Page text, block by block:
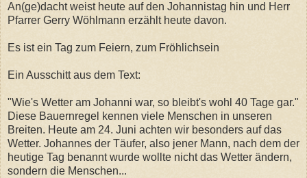
An(ge)dacht weist heute auf den Johannistag hin und Herr
Pfarrer Gerry Wöhlmann erzählt heute davon.
Es ist ein Tag zum Feiern, zum Fröhlichsein
Ein Ausschitt aus dem Text:
"Wie's Wetter am Johanni war, so bleibt's wohl 40 Tage gar."
Diese Bauernregel kennen viele Menschen in unseren
Breiten. Heute am 24. Juni achten wir besonders auf das
Wetter. Johannes der Täufer, also jener Mann, nach dem der
heutige Tag benannt wurde wollte nicht das Wetter ändern,
sondern die Menschen...